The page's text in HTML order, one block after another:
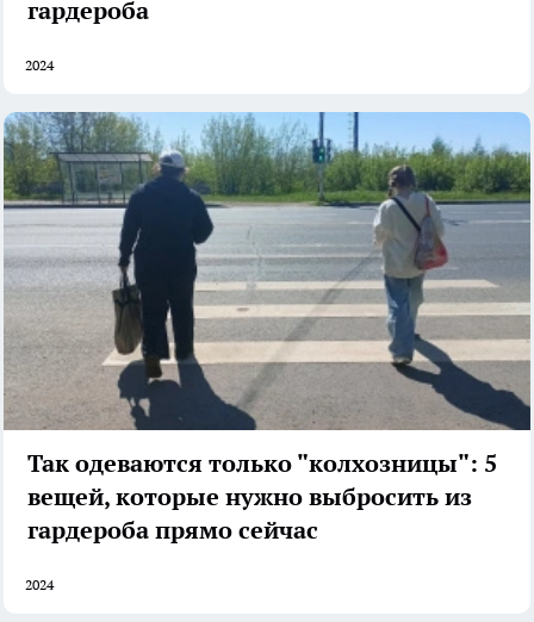
гардероба
2024
Так одеваются только "колхозницы": 5
вещей, которые нужно выбросить из
гардероба прямо сейчас
2024